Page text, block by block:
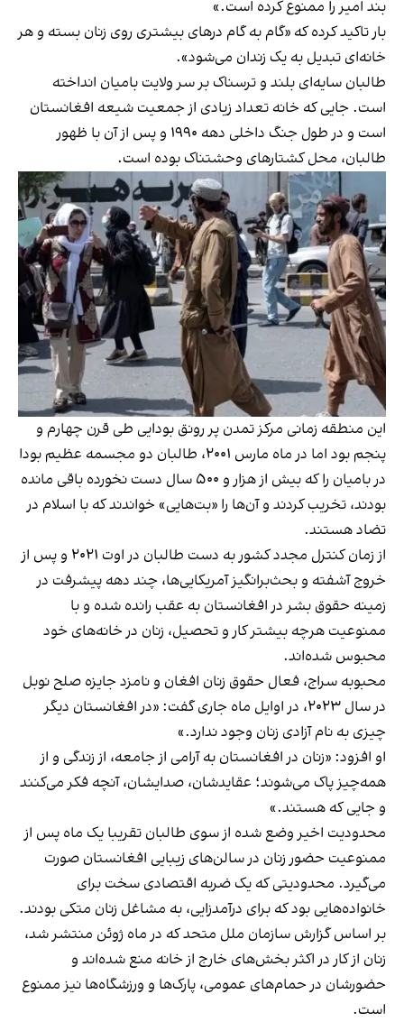
بند امیر را ممنوع کرده است.»
بار تاکید کرده که «گام به گام درهای بیشتری روی زنان بسته و هر
خانه‌ای تبدیل به یک زندان می‌شود».
طالبان سایه‌ای بلند و ترسناک بر سر ولایت بامیان انداخته
است. جایی که خانه تعداد زیادی از جمعیت شیعه افغانستان
است و در طول جنگ داخلی دهه ۱۹۹۰ و پس از آن با ظهور
طالبان، محل کشتار‌های وحشتناک بوده است.
این منطقه زمانی مرکز تمدن پر رونق بودایی طی قرن چهارم و
پنجم بود اما در ماه مارس ۲۰۰۱، طالبان دو مجسمه عظیم بودا
در بامیان را که بیش از هزار و ۵۰۰ سال دست نخورده باقی مانده
بودند، تخریب کردند و آن‌ها را «بت‌هایی» خواندند که با اسلام در
تضاد هستند.
از زمان کنترل مجدد کشور به دست طالبان در اوت ۲۰۲۱ و پس از
خروج آشفته و بحث‌برانگیز آمریکایی‌ها، چند دهه پیشرفت در
زمینه حقوق بشر در افغانستان به عقب رانده شده و با
ممنوعیت هر‌چه بیشتر کار و تحصیل، زنان در خانه‌های خود
محبوس شده‌اند.
محبوبه سراج، فعال حقوق زنان افغان و نامزد جایزه صلح نوبل
در سال ۲۰۲۳، در اوایل ماه جاری گفت: «در افغانستان دیگر
چیزی به نام آزادی زنان وجود ندارد.»
او افزود: «زنان در افغانستان به آرامی از جامعه، از زندگی و از
همه‌چیز پاک می‌شوند؛ عقایدشان، صدایشان، آنچه فکر می‌کنند
و جایی که هستند.»
محدودیت اخیر وضع شده از سوی طالبان تقریبا یک ماه پس از
ممنوعیت حضور زنان در سالن‌‌های زیبایی افغانستان صورت
می‌‌گیرد. محدودیتی که یک ضربه اقتصادی سخت برای
خانواده‌‌هایی بود که برای درآمدزایی، به مشاغل زنان متکی بودند.
بر اساس گزارش سازمان ملل متحد که در ماه ژوئن منتشر شد،
زنان از کار در اکثر بخش‌‌های خارج از خانه منع شده‌اند و
حضورشان در حمام‌‌های عمومی، پارک‌‌ها و ورزشگاه‌‌ها نیز ممنوع
است.